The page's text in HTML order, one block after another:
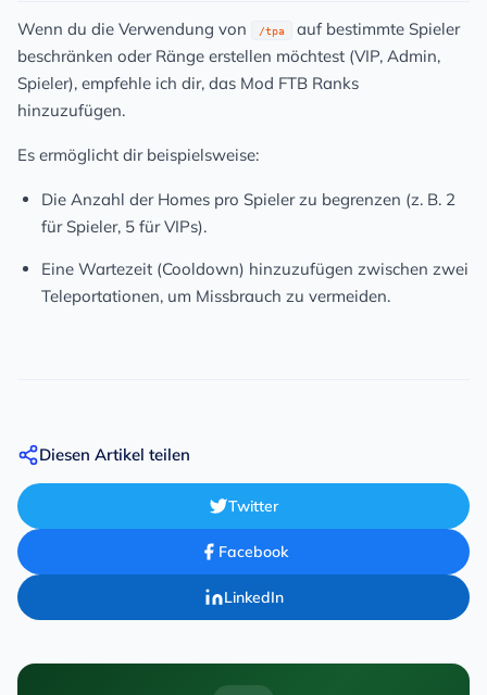
Wenn du die Verwendung von /tpa
auf bestimmte Spieler
beschränken oder Ränge erstellen möchtest (VIP, Admin,
Spieler), empfehle ich dir, das Mod FTB Ranks
hinzuzufügen.
Es ermöglicht dir beispielsweise:
Die Anzahl der Homes pro Spieler zu begrenzen (z. B. 2
für Spieler, 5 für VIPs).
Eine Wartezeit (Cooldown) hinzuzufügen zwischen zwei
Teleportationen, um Missbrauch zu vermeiden.
Diesen Artikel teilen
Twitter
Facebook
LinkedIn